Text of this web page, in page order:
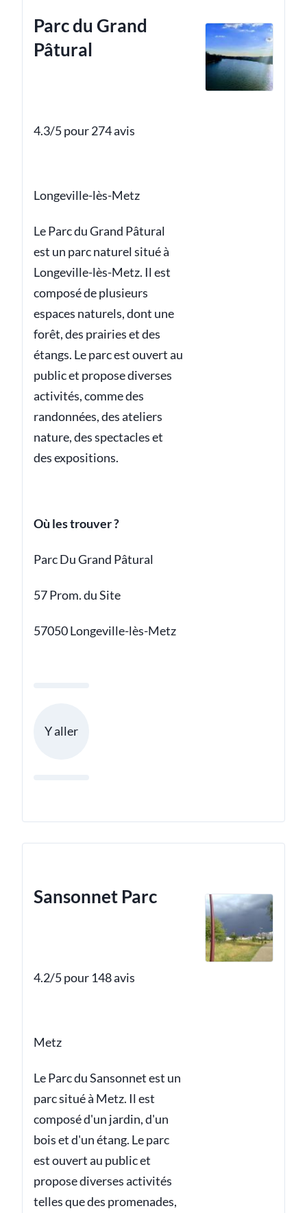
Parc du Grand
Pâtural
4.3/5 pour 274 avis
Longeville-lès-Metz
Le Parc du Grand Pâtural
est un parc naturel situé à
Longeville-lès-Metz. Il est
composé de plusieurs
espaces naturels, dont une
forêt, des prairies et des
étangs. Le parc est ouvert au
public et propose diverses
activités, comme des
randonnées, des ateliers
nature, des spectacles et
des expositions.
Où les trouver ?
Parc Du Grand Pâtural
57 Prom. du Site
57050 Longeville-lès-Metz
Y aller
Sansonnet Parc
4.2/5 pour 148 avis
Metz
Le Parc du Sansonnet est un
parc situé à Metz. Il est
composé d'un jardin, d'un
bois et d'un étang. Le parc
est ouvert au public et
propose diverses activités
telles que des promenades,